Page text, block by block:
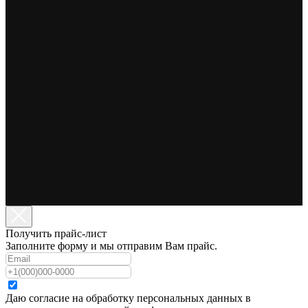
Получить прайс-лист
Заполните форму и мы отправим Вам прайс.
Даю согласие на обработку персональных данных в